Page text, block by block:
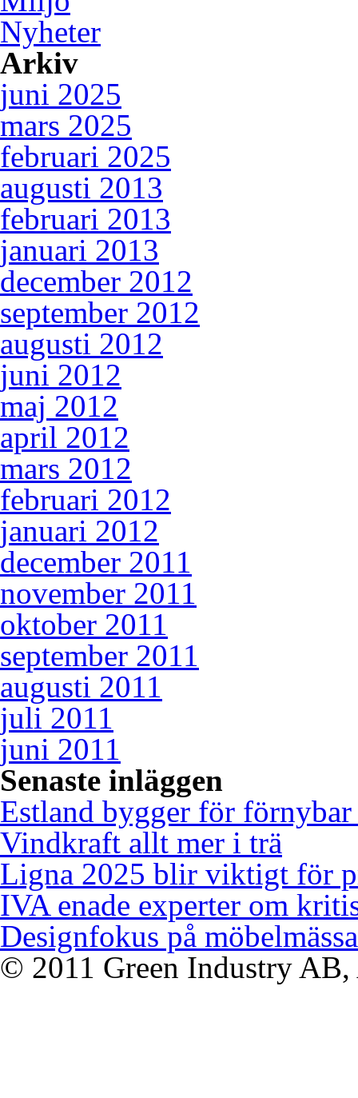
Nyheter
Arkiv
juni 2025
mars 2025
februari 2025
augusti 2013
februari 2013
januari 2013
december 2012
september 2012
augusti 2012
juni 2012
maj 2012
april 2012
mars 2012
februari 2012
januari 2012
december 2011
november 2011
oktober 2011
september 2011
augusti 2011
juli 2011
juni 2011
Senaste inläggen
Estland bygger för förnybar
Vindkraft allt mer i trä
Ligna 2025 blir viktigt för
IVA enade experter om
Designfokus på möbelmässa
© 2011 Green Industry